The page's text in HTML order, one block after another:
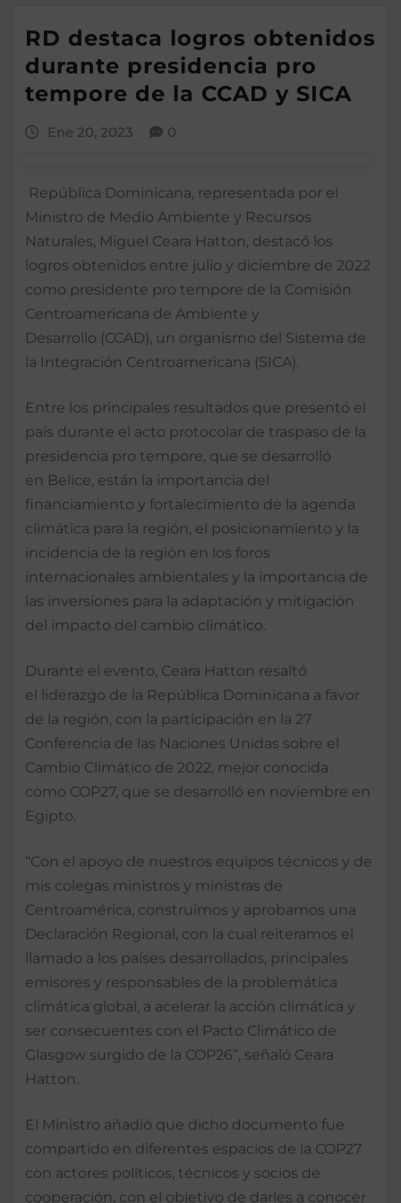
RD destaca logros obtenidos
durante presidencia pro
tempore de la CCAD y SICA
Ene 20, 2023 0
República Dominicana, representada por el
Ministro de Medio Ambiente y Recursos
Naturales, Miguel Ceara Hatton, destacó los
logros obtenidos entre julio y diciembre de 2022
como presidente pro tempore de la Comisión
Centroamericana de Ambiente y
Desarrollo (CCAD), un organismo del Sistema de
la Integración Centroamericana (SICA).
Entre los principales resultados que presentó el
país durante el acto protocolar de traspaso de la
presidencia pro tempore, que se desarrolló
en Belice, están la importancia del
financiamiento y fortalecimiento de la agenda
climática para la región, el posicionamiento y la
incidencia de la región en los foros
internacionales ambientales y la importancia de
las inversiones para la adaptación y mitigación
del impacto del cambio climático.
Durante el evento, Ceara Hatton resaltó
el liderazgo de la República Dominicana a favor
de la región, con la participación en la 27
Conferencia de las Naciones Unidas sobre el
Cambio Climático de 2022, mejor conocida
como COP27, que se desarrolló en noviembre en
Egipto.
“Con el apoyo de nuestros equipos técnicos y de
mis colegas ministros y ministras de
Centroamérica, construimos y aprobamos una
Declaración Regional, con la cual reiteramos el
llamado a los países desarrollados, principales
emisores y responsables de la problemática
climática global, a acelerar la acción climática y
ser consecuentes con el Pacto Climático de
Glasgow surgido de la COP26”, señaló Ceara
Hatton.
El Ministro añadió que dicho documento fue
compartido en diferentes espacios de la COP27
con actores políticos, técnicos y socios de
cooperación, con el objetivo de darles a conocer